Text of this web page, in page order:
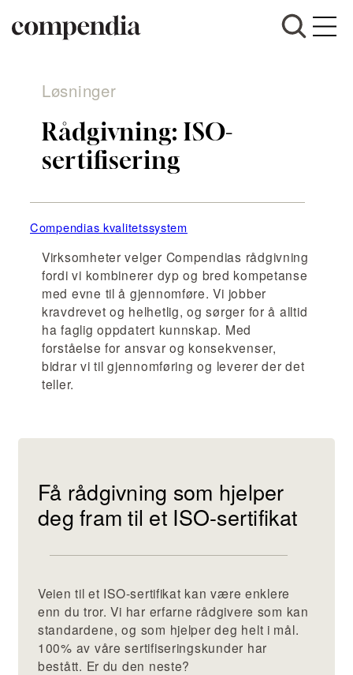
innhold
Løsninger
Rådgivning: ISO-
sertifisering
Compendias kvalitetssystem
Virksomheter velger Compendias rådgivning
fordi vi kombinerer dyp og bred kompetanse
med evne til å gjennomføre. Vi jobber
kravdrevet og helhetlig, og sørger for å alltid
ha faglig oppdatert kunnskap. Med
forståelse for ansvar og konsekvenser,
bidrar vi til gjennomføring og leverer der det
teller.
Få rådgivning som hjelper
deg fram til et ISO-sertifikat
Veien til et ISO-sertifikat kan være enklere
enn du tror. Vi har erfarne rådgivere som kan
standardene, og som hjelper deg helt i mål.
100% av våre sertifiseringskunder har
bestått. Er du den neste?